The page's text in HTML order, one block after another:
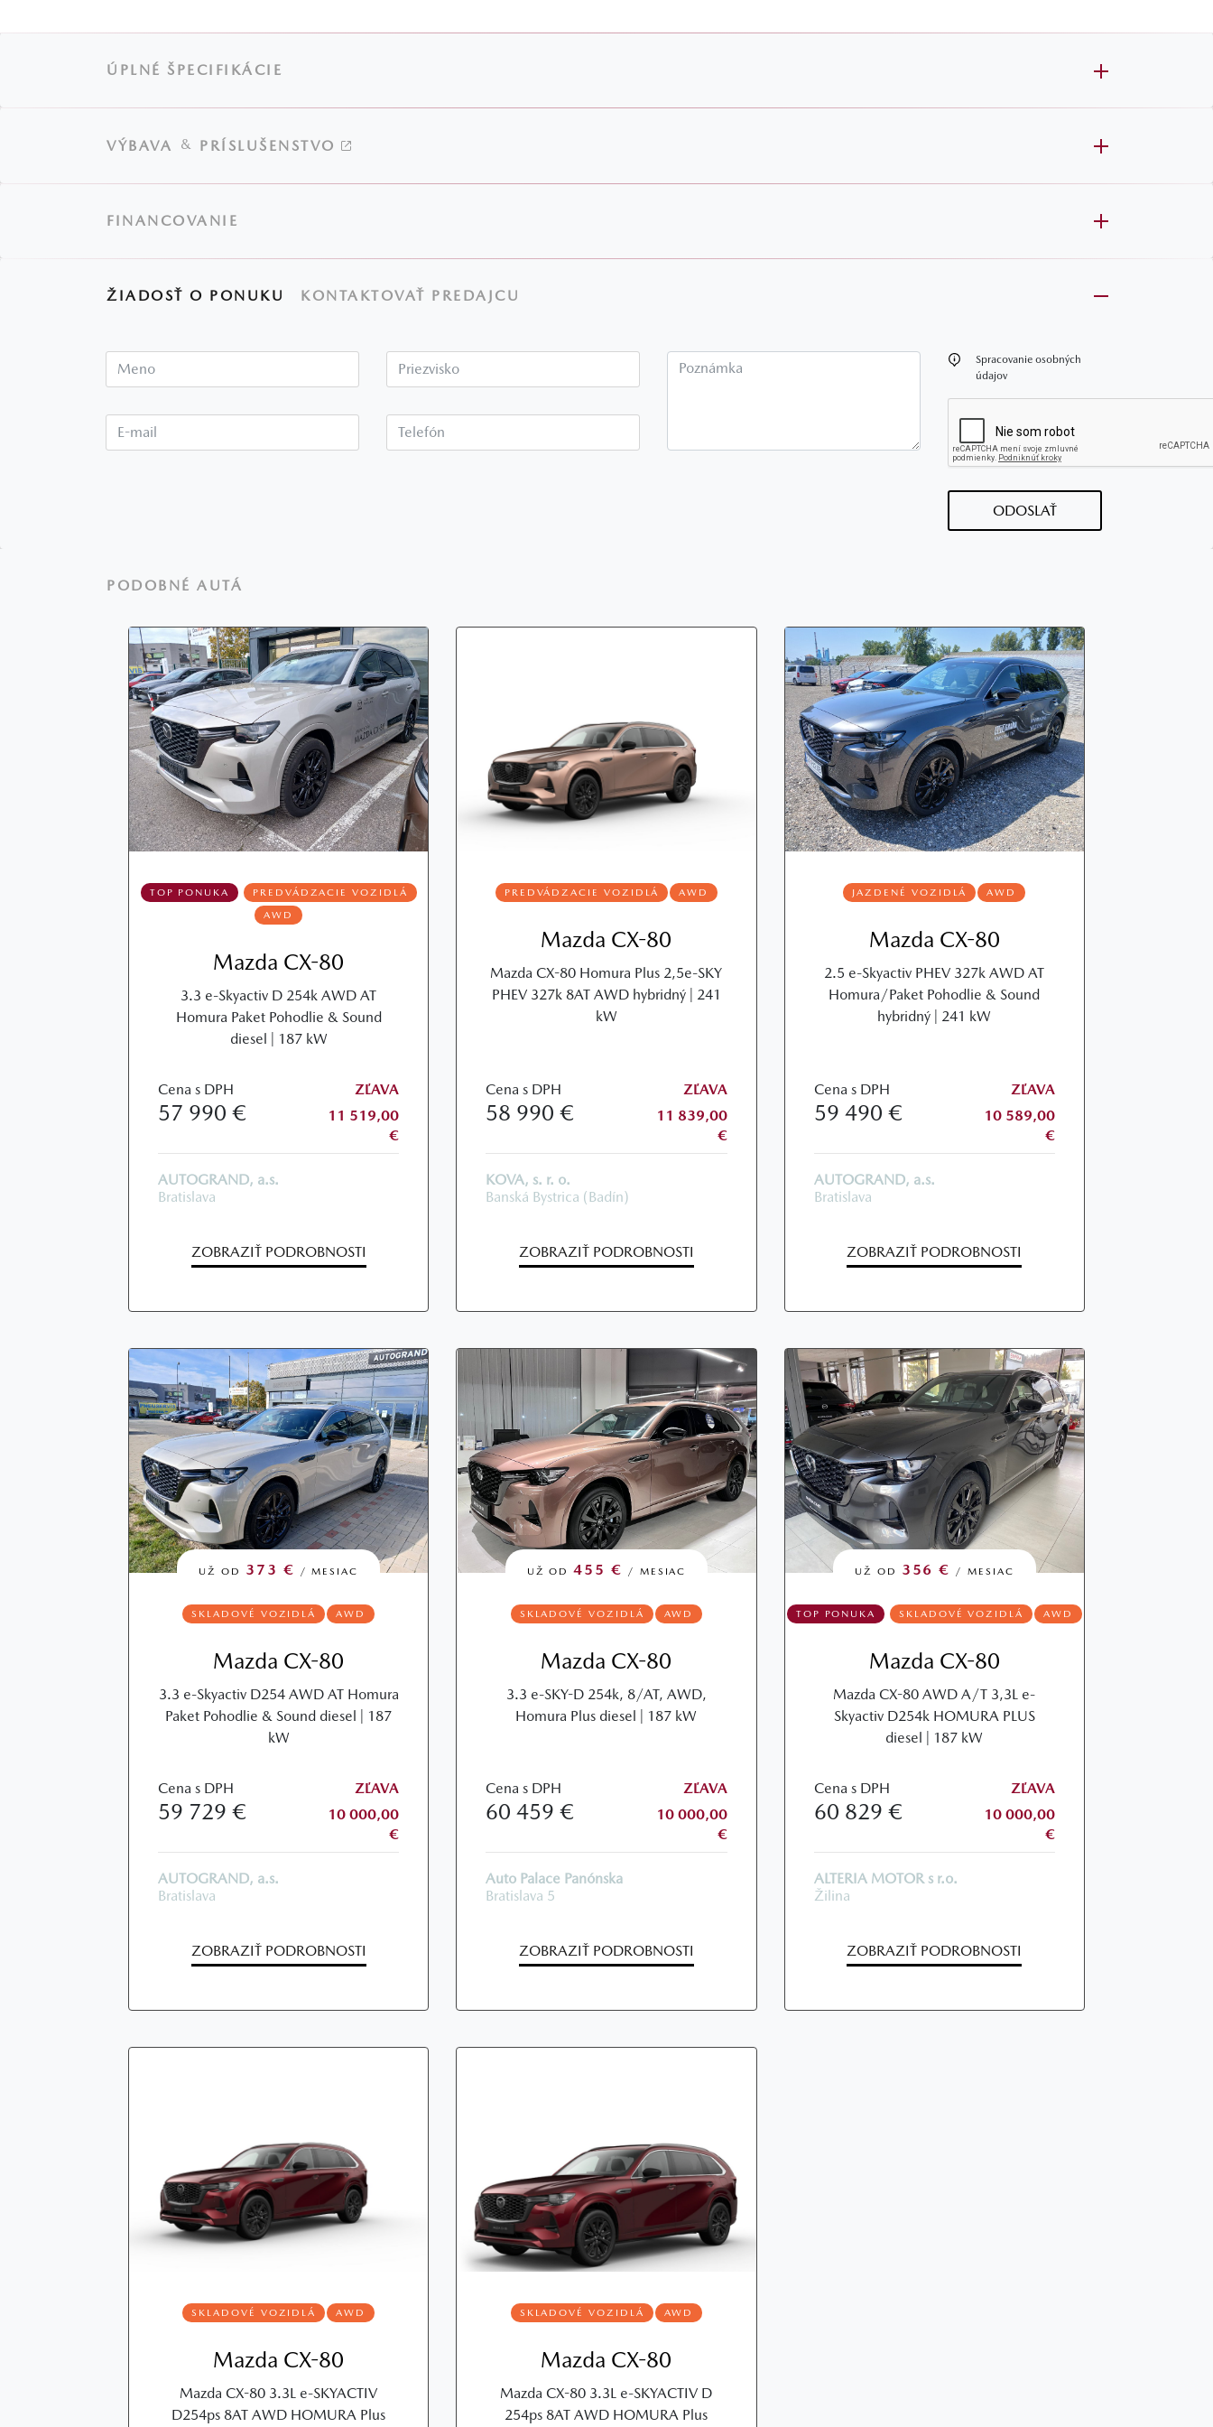
ÚPLNÉ ŠPECIFIKÁCIE
VÝBAVA & PRÍSLUŠENSTVO
FINANCOVANIE
ŽIADOSŤ O PONUKU KONTAKTOVAŤ PREDAJCU
Spracovanie osobných
údajov
ODOSLAŤ
PODOBNÉ AUTÁ
TOP PONUKA
PREDVÁDZACIE VOZIDLÁ
AWD
Mazda CX-80
3.3 e-Skyactiv D 254k AWD AT
Homura Paket Pohodlie & Sound
diesel | 187 kW
Cena s DPH
57 990 €
ZĽAVA
11 519,00
€
AUTOGRAND, a.s.
Bratislava
ZOBRAZIŤ PODROBNOSTI
PREDVÁDZACIE VOZIDLÁ AWD
Mazda CX-80
Mazda CX-80 Homura Plus 2,5e-SKY
PHEV 327k 8AT AWD hybridný | 241
kW
Cena s DPH
58 990 €
ZĽAVA
11 839,00
€
KOVA, s. r. o.
Banská Bystrica (Badín)
ZOBRAZIŤ PODROBNOSTI
JAZDENÉ VOZIDLÁ AWD
Mazda CX-80
2.5 e-Skyactiv PHEV 327k AWD AT
Homura/Paket Pohodlie & Sound
hybridný | 241 kW
Cena s DPH
59 490 €
ZĽAVA
10 589,00
€
AUTOGRAND, a.s.
Bratislava
ZOBRAZIŤ PODROBNOSTI
UŽ OD 373 € / MESIAC
SKLADOVÉ VOZIDLÁ AWD
Mazda CX-80
3.3 e-Skyactiv D254 AWD AT Homura
Paket Pohodlie & Sound diesel | 187
kW
Cena s DPH
59 729 €
ZĽAVA
10 000,00
€
AUTOGRAND, a.s.
Bratislava
ZOBRAZIŤ PODROBNOSTI
UŽ OD455 € / MESIAC
SKLADOVÉ VOZIDLÁ AWD
Mazda CX-80
3.3 e-SKY-D 254k, 8/AT, AWD,
Homura Plus diesel | 187 kW
Cena s DPH
60 459 €
ZĽAVA
10 000,00
€
Auto Palace Panónska
Bratislava 5
ZOBRAZIŤ PODROBNOSTI
UŽ OD 356 € / MESIAC
TOP PONUKA SKLADOVÉ VOZIDLÁ AWD
Mazda CX-80
Mazda CX-80 AWD A/T 3,3L e-
Skyactiv D254k HOMURA PLUS
diesel | 187 kW
Cena s DPH
60 829 €
ZĽAVA
10 000,00
€
ALTERIA MOTOR s r.o.
Žilina
ZOBRAZIŤ PODROBNOSTI
SKLADOVÉ VOZIDLÁ AWD
Mazda CX-80
Mazda CX-80 3.3L e-SKYACTIV
D254ps 8AT AWD HOMURA Plus
SKLADOVÉ VOZIDLÁ AWD
Mazda CX-80
Mazda CX-80 3.3L e-SKYACTIV D
254ps 8AT AWD HOMURA Plus